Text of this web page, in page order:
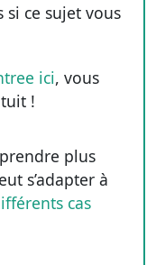
ce sujet vous
ici, vous
!
plus
s’adapter à
cas